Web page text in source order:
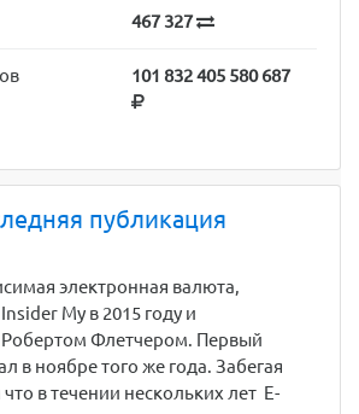
467 327
101 832 405 580 687
публикация
электронная валюта,
My в 2015 году и
Флетчером. Первый
в ноябре того же года. Забегая
в течении нескольких лет E-